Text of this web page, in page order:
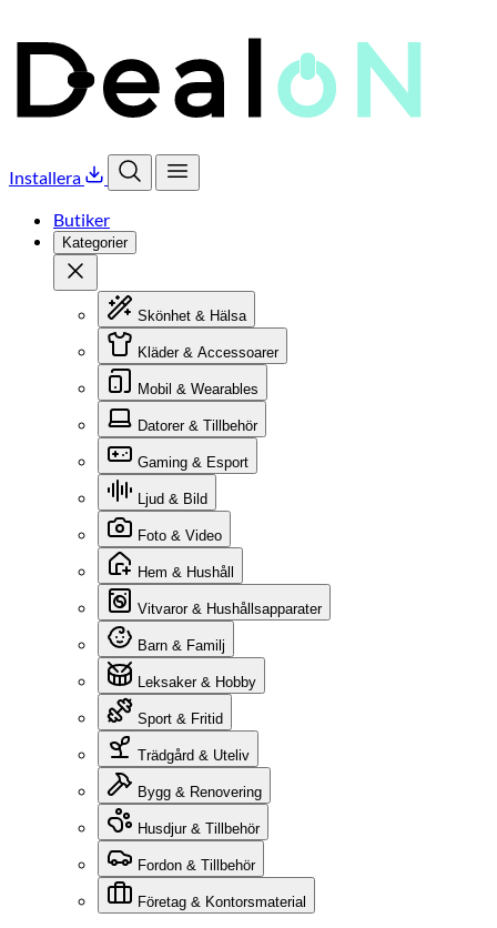
Installera
Öppna sökÖppna meny
Butiker
Kategorier
Stäng
Skönhet & Hälsa
Kläder & Accessoarer
Mobil & Wearables
Datorer & Tillbehör
Gaming & Esport
Ljud & Bild
Foto & Video
Hem & Hushåll
Vitvaror & Hushållsapparater
Barn & Familj
Leksaker & Hobby
Sport & Fritid
Trädgård & Uteliv
Bygg & Renovering
Husdjur & Tillbehör
Fordon & Tillbehör
Företag & Kontorsmaterial